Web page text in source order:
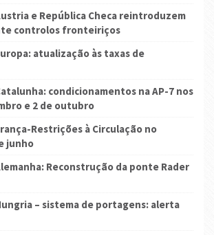
e República Checa reintroduzem
controlos fronteiriços
atualização às taxas de
condicionamentos na AP-7 nos
e 2 de outubro
Restrições à Circulação no
junho
Reconstrução da ponte Rader
– sistema de portagens: alerta